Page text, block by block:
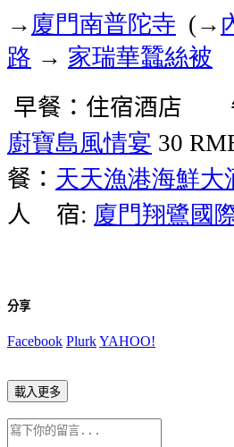
→ 廈門南普陀寺 (→
路 → 家瑞華蠶絲被
早餐：住宿酒店
廚寶島風情宴 30
餐： 天天漁港海鮮大
人 宿: 廈門翔鷺國
分享
Facebook PlurkYAHOO!
載入更多